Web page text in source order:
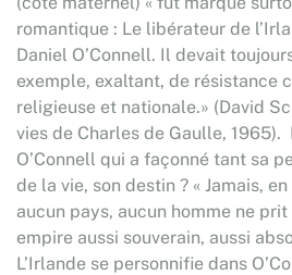
romantique : Le libérateur de
Daniel O’Connell. Il devait
exemple, exaltant, de résistance
religieuse et nationale.» (David
vies de Charles de Gaulle, 1965).
O’Connell qui a façonné tant sa
de la vie, son destin ? « Jamais,
aucun pays, aucun homme ne prit
empire aussi souverain, aussi
L’Irlande se personnifie dans